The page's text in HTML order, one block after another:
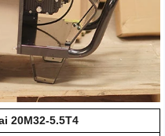
20M32-5.5T4